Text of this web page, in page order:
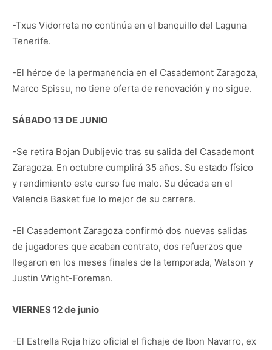
-Txus Vidorreta no continúa en el banquillo del Laguna
Tenerife.
-El héroe de la permanencia en el Casademont Zaragoza,
Marco Spissu, no tiene oferta de renovación y no sigue.
SÁBADO 13 DE JUNIO
-Se retira Bojan Dubljevic tras su salida del Casademont
Zaragoza. En octubre cumplirá 35 años. Su estado físico
y rendimiento este curso fue malo. Su década en el
Valencia Basket fue lo mejor de su carrera.
-El Casademont Zaragoza confirmó dos nuevas salidas
de jugadores que acaban contrato, dos refuerzos que
llegaron en los meses finales de la temporada, Watson y
Justin Wright-Foreman.
VIERNES 12 de junio
-El Estrella Roja hizo oficial el fichaje de Ibon Navarro, ex